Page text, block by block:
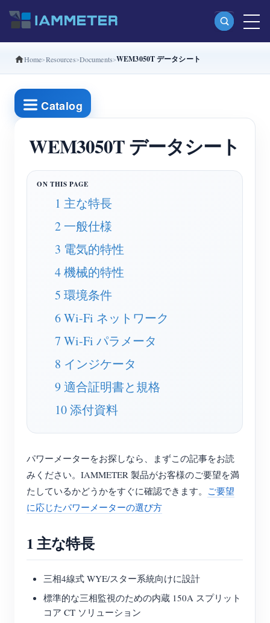
製品
単相Wi-Fiエネルギーメーター（WEM3080）
分相Wi-Fiエネルギーメーター（WEM2067）
三相Wi-Fiエネルギーメーター（WEM3080T）
三相Wi-Fiエネルギーメーター（WEM3046T）
三相Wi-Fiエネルギーメーター（WEM3050T）
WiFi電力コントローラー
IAMMETER Cloud Pro
セルフホスティングサービス
EV充電器
IAMMETER シミュレーター
仮想メーター
エネルギー予測・シミュレーションシステム
アプリケーション
太陽光PVシステム エネルギーモニター
電力使用量モニター
ホームオートメーション
工場エネルギー監視
ストア
リソース
ドキュメント
チュートリアル動画
FAQ
ニュース
ブログ
コントリビュータープログラム
コントリビューターセンター
IAMMETER 活動
フォーラム
App Store
サイトを探す
PVランキング
ソリューション
お問い合わせ
Home Resources Documents WEM3050T データシート
Catalog
WEM3050T データシート
1 主な特長
2 一般仕様
3 電気的特性
4 機械的特性
5 環境条件
6 Wi-Fi ネットワーク
7 Wi-Fi パラメータ
8 インジケータ
9 適合証明書と規格
10 添付資料
パワーメーターをお探しなら、まずこの記事をお読
みください。IAMMETER 製品がお客様のご要望を満
たしているかどうかをすぐに確認できます。 ご要望
に応じたパワーメーターの選び方
1 主な特長
三相4線式 WYE/スター系統向けに設計
標準的な三相監視のための内蔵 150A スプリット
コア CT ソリューション